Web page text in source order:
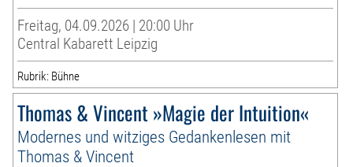
Freitag, 04.09.2026 | 20:00 Uhr
Central Kabarett Leipzig
Rubrik: Bühne
Thomas & Vincent »Magie der Intuition«
Modernes und witziges Gedankenlesen mit
Thomas & Vincent